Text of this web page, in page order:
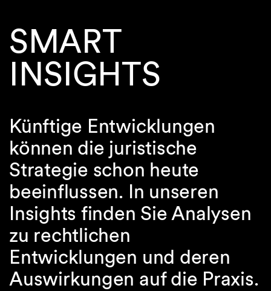
SMART
INSIGHTS
Künftige Entwicklungen
können die juristische
Strategie schon heute
beeinflussen. In unseren
Insights finden Sie Analysen
zu rechtlichen
Entwicklungen und deren
Auswirkungen auf die Praxis.